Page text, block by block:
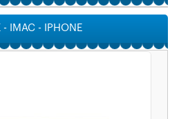
- IMAC - IPHONE